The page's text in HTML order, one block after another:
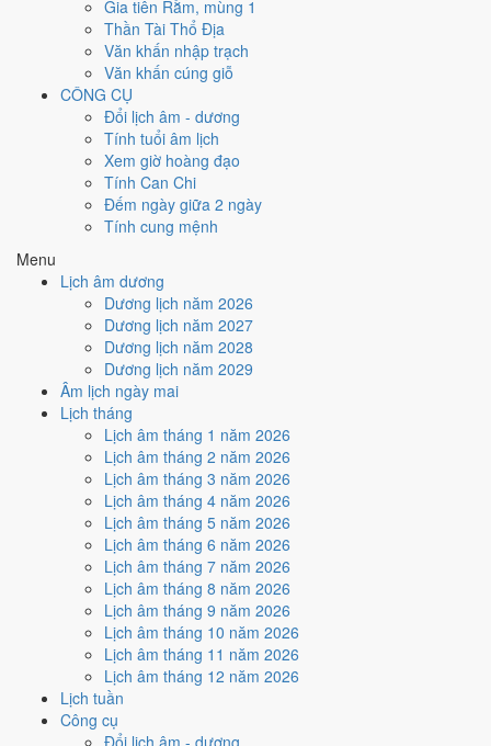
Gia tiên Rằm, mùng 1
Thần Tài Thổ Địa
Văn khấn nhập trạch
Văn khấn cúng giỗ
CÔNG CỤ
Đổi lịch âm - dương
Tính tuổi âm lịch
Xem giờ hoàng đạo
Tính Can Chi
Đếm ngày giữa 2 ngày
Tính cung mệnh
Menu
Lịch âm dương
Dương lịch năm 2026
Dương lịch năm 2027
Dương lịch năm 2028
Dương lịch năm 2029
Âm lịch ngày mai
Lịch tháng
Lịch âm tháng 1 năm 2026
Lịch âm tháng 2 năm 2026
Lịch âm tháng 3 năm 2026
Lịch âm tháng 4 năm 2026
Lịch âm tháng 5 năm 2026
Lịch âm tháng 6 năm 2026
Lịch âm tháng 7 năm 2026
Lịch âm tháng 8 năm 2026
Lịch âm tháng 9 năm 2026
Lịch âm tháng 10 năm 2026
Lịch âm tháng 11 năm 2026
Lịch âm tháng 12 năm 2026
Lịch tuần
Công cụ
Đổi lịch âm - dương
Cách tính ngày tốt
Khai trương - mở cửa hàng
Xấu
Khai trương - mở cửa hàng hôm nay ở
Bế và Ngày Hắc Đạo gây bất lợi.
Cách tính ngày tốt
Ký hợp đồng - giao ước
Xấu
Ký hợp đồng - giao ước hôm nay ở
và Ngày Hắc Đạogây bất lợi.
Cách tính ngày tốt
🏗️
Động thổ - khởi công
Xấu
Động thổ - khởi công hôm nay ở
Ngày Hắc Đạogây bất lợi.
Cách tính ngày tốt
🏡 Nhập trạch - vào nhà mới
Trung bình
Nhập trạch - vào nhà mới hôm nay ở
nhờ hợp Sao Mão, nhưng Trực Bế và Ngày Hắc Đạo kéo giảm
Cách tính ngày tốt
Mua xe - tậu xe
Xấu
Mua xe - tậu xe hôm nay ởmức xấu (3/10)
Ngày Hắc Đạogây bất lợi.
Cách tính ngày tốt
Xuất hành - đi xa
3
/10Xấu
Xuất hành - đi xa hôm nay ở
Ngày Hắc Đạogây bất lợi.